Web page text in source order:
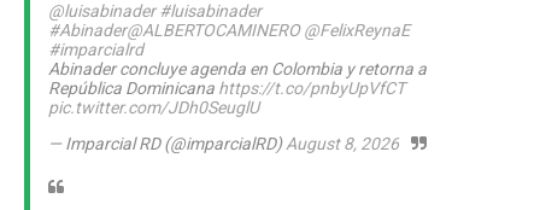
@luisabinader #luisabinader
#Abinader@ALBERTOCAMINERO @FelixReynaE
#imparcialrd
Abinader concluye agenda en Colombia y retorna a
República Dominicana https://t.co/pnbyUpVfCT
pic.twitter.com/JDh0SeuglU
— Imparcial RD (@imparcialRD)August 8, 2026